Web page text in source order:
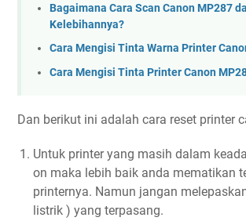
Bagaimana Cara Scan Canon MP287
Kelebihannya?
Cara Mengisi Tinta Warna Printer
Cara Mengisi Tinta Printer Canon
Dan berikut ini adalah cara reset printer
Untuk printer yang masih dalam
on maka lebih baik anda mematikan
printernya. Namun jangan
listrik ) yang terpasang.